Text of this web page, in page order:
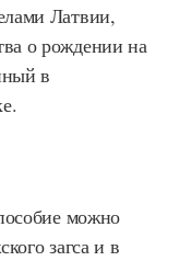
Латвии,
о рождении на
в
можно
загса и в